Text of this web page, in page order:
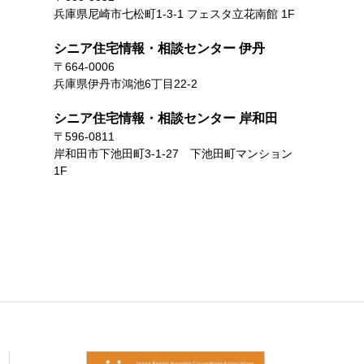
兵庫県尼崎市七松町1-3-1 フェスタ立花南館 1F
シニア住宅情報・相談センター 伊丹
〒664-0006
兵庫県伊丹市鴻池6丁目22-2
シニア住宅情報・相談センター 岸和田
〒596-0811
岸和田市下池田町3-1-27 下池田町マンション
1F